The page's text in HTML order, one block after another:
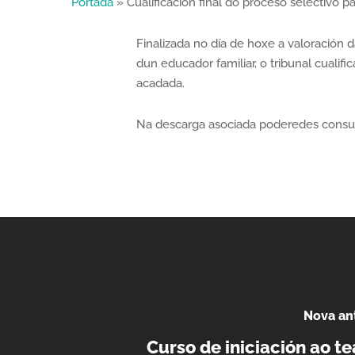
Finalizada no día de hoxe a valoración
dun educador familiar, o tribunal
acadada.
Na descarga asociada poderedes
Nova
Curso de iniciación ao